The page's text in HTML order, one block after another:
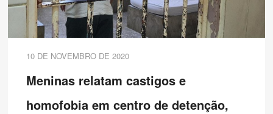
10 DE NOVEMBRO DE 2020
Meninas relatam castigos e
homofobia em centro de detenção,